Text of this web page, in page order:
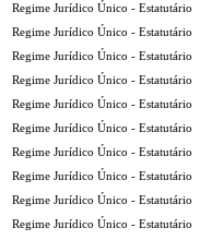
Regime Jurídico Único - Estatutário
Regime Jurídico Único - Estatutário
Regime Jurídico Único - Estatutário
Regime Jurídico Único - Estatutário
Regime Jurídico Único - Estatutário
Regime Jurídico Único - Estatutário
Regime Jurídico Único - Estatutário
Regime Jurídico Único - Estatutário
Regime Jurídico Único - Estatutário
Regime Jurídico Único - Estatutário